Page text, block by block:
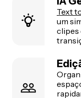
Text
um
clipes